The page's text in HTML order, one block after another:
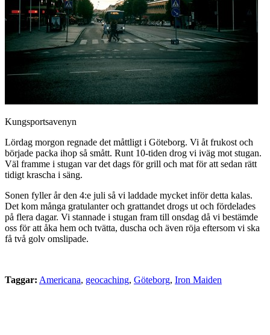
Kungsportsavenyn
Lördag morgon regnade det måttligt i Göteborg. Vi åt frukost och
började packa ihop så smått. Runt 10-tiden drog vi iväg mot stugan.
Väl framme i stugan var det dags för grill och mat för att sedan rätt
tidigt krascha i säng.
Sonen fyller år den 4:e juli så vi laddade mycket inför detta kalas.
Det kom många gratulanter och grattandet drogs ut och fördelades
på flera dagar. Vi stannade i stugan fram till onsdag då vi bestämde
oss för att åka hem och tvätta, duscha och även röja eftersom vi ska
få två golv omslipade.
Taggar: Americana, geocaching, Göteborg, Iron Maiden